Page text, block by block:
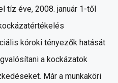
tíz éve, 2008. január 1-től
kóroki tényezők hatását
a kockázatok
Már a munkaköri